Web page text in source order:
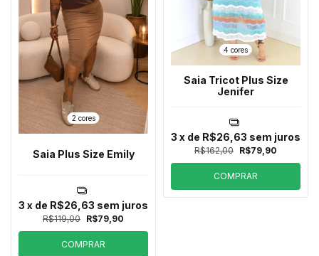
2 cores
Saia Plus Size Emily
R$119,00 R$79,90
3 x de R$26,63 sem juros
COMPRAR
4 cores
Saia Tricot Plus Size
Jenifer
R$162,00 R$79,90
3 x de R$26,63 sem juros
COMPRAR